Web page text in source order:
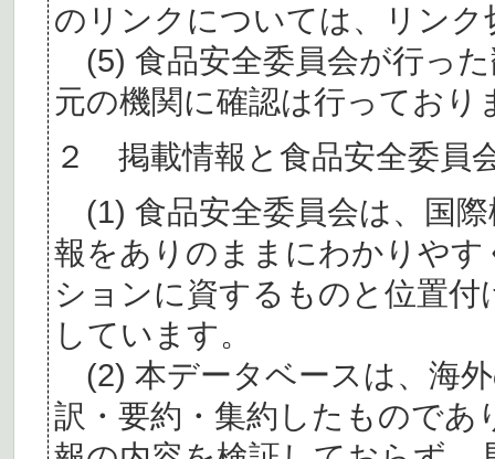
のリンクについては、リン
(5) 食品安全委員会が行っ
元の機関に確認は行っており
２ 掲載情報と食品安全委員
(1) 食品安全委員会は、国
報をありのままにわかりや
ションに資するものと位置
しています。
(2) 本データベースは、海
訳・要約・集約したものであ